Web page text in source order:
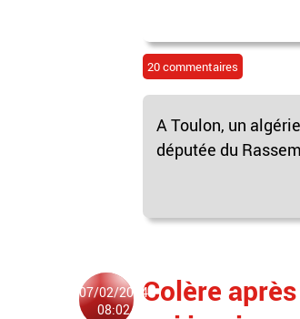
20 commentaires
A Toulon, un
députée du
07/02/2024
08:02
Colère